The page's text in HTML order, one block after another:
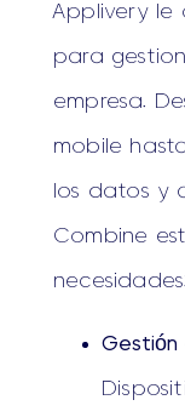
Applivery le
para
empresa.
mobile
los datos y
Combine
Gestión